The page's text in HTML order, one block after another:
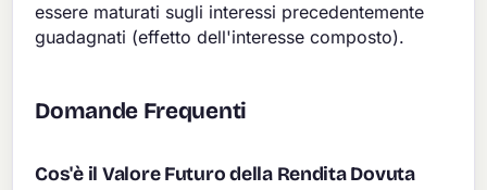
essere maturati sugli interessi precedentemente
guadagnati (effetto dell'interesse composto).
Domande Frequenti
Cos'è il Valore Futuro della Rendita Dovuta